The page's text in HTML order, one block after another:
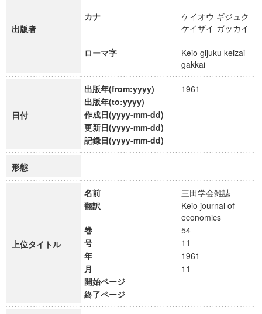
出版者
カナ
ケイオウ ギジュク
ケイザイ ガッカイ
ローマ字
Keio gijuku keizai
gakkai
日付
出版年(from:yyyy)
1961
出版年(to:yyyy)
作成日(yyyy-mm-dd)
更新日(yyyy-mm-dd)
記録日(yyyy-mm-dd)
形態
上位タイトル
名前
三田学会雑誌
翻訳
Keio journal of
economics
巻
54
号
11
年
1961
月
11
開始ページ
終了ページ